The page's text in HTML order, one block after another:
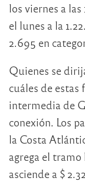
los viernes a
el lunes a la
2.695 en
Quienes se
cuáles de estas
intermedia de
conexión. Los
la Costa
agrega el
asciende a $